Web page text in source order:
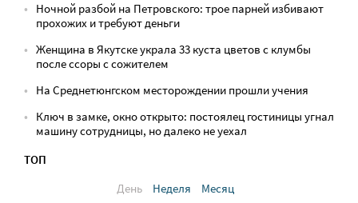
Ночной разбой на Петровского: трое парней избивают
прохожих и требуют деньги
Женщина в Якутске украла 33 куста цветов с клумбы
после ссоры с сожителем
На Среднетюнгском месторождении прошли учения
Ключ в замке, окно открыто: постоялец гостиницы угнал
машину сотрудницы, но далеко не уехал
ТОП
День
Неделя Месяц